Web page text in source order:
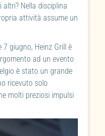
Nella disciplina
attività assume un
7 giugno, Heinz Grill è
ad un evento
è stato un grande
ricevuto solo
molti preziosi impulsi